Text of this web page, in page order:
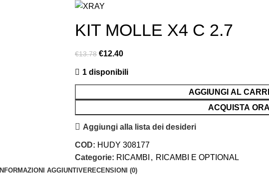
KIT MOLLE X4 C 2.7
€13.78 €12.40
1 disponibili
AGGIUNGI AL
ACQUISTA ORA
Aggiungi alla lista dei desideri
COD: HUDY 308177
Categorie: RICAMBI , RICAMBI E OPTIONAL
INFORMAZIONI AGGIUNTIVERECENSIONI (0)